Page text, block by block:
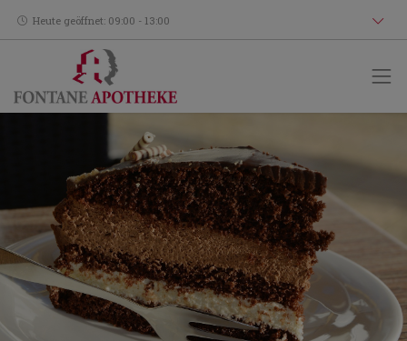
Heute geöffnet: 09:00 - 13:00